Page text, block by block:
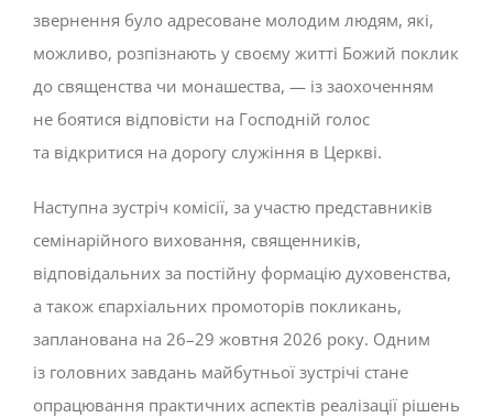
звернення було адресоване молодим людям, які,
можливо, розпізнають у своєму житті Божий поклик
до священства чи монашества, — із заохоченням
не боятися відповісти на Господній голос
та відкритися на дорогу служіння в Церкві.
Наступна зустріч комісії, за участю представників
семінарійного виховання, священників,
відповідальних за постійну формацію духовенства,
а також єпархіальних промоторів покликань,
запланована на 26–29 жовтня 2026 року. Одним
із головних завдань майбутньої зустрічі стане
опрацювання практичних аспектів реалізації рішень